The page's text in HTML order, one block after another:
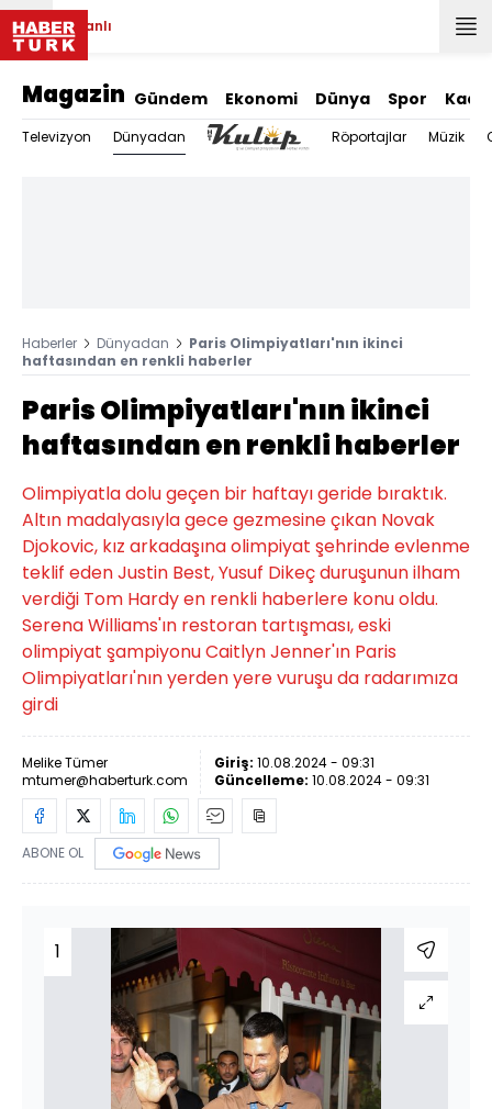
Canlı
Magazin Gündem Ekonomi Dünya Spor
Televizyon Dünyadan Röportajlar Müzik
Haberler Dünyadan
Paris Olimpiyatları'nın ikinci
haftasından en renkli haberler
Paris Olimpiyatları'nın ikinci
haftasından en renkli haberler
Olimpiyatla dolu geçen bir haftayı geride bıraktık.
Altın madalyasıyla gece gezmesine çıkan Novak
Djokovic, kız arkadaşına olimpiyat şehrinde evlenme
teklif eden Justin Best, Yusuf Dikeç duruşunun ilham
verdiği Tom Hardy en renkli haberlere konu oldu.
Serena Williams'ın restoran tartışması, eski
olimpiyat şampiyonu Caitlyn Jenner'ın Paris
Olimpiyatları'nın yerden yere vuruşu da radarımıza
girdi
Melike Tümer
mtumer@haberturk.com
Giriş: 10.08.2024 - 09:31
Güncelleme: 10.08.2024 - 09:31
ABONE OL
1